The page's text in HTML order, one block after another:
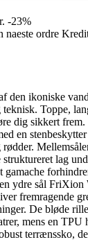
-23%
naeste ordre
den ikoniske
teknisk. Toppe,
dig sikkert
en
rødder.
struktureret lag
gamache
ydre sål FriXion
fremragende
De bløde
mens en
terrænssko,